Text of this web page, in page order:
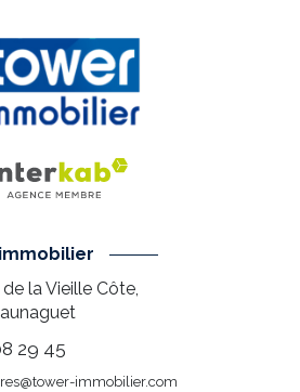
la Vieille Côte,
29 45
immobilier.com